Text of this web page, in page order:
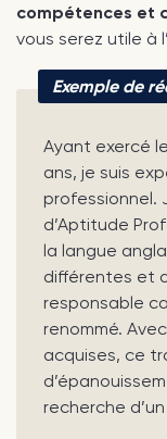
compétences et
vous serez utile à
Exemple de
Ayant exercé
ans, je suis
professionnel.
d’Aptitude
la langue
différentes et
responsable
renommé.
acquises, ce
recherche